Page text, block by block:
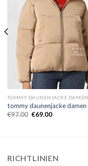
TOMMY DAUNENJACKE DAMEN
tommy daunenjacke damen
€97.00 €69.00
RICHTLINIEN